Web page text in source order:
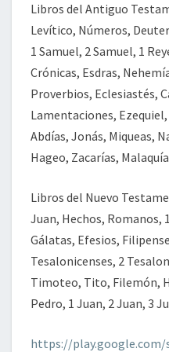
Libros del Antiguo
Levítico, Números,
1 Samuel, 2 Samuel, 1
Crónicas, Esdras,
Proverbios, Eclesiastés,
Lamentaciones,
Abdías, Jonás, Miqueas,
Hageo, Zacarías,
Libros del Nuevo
Juan, Hechos, Romanos,
Gálatas, Efesios,
Tesalonicenses, 2
Timoteo, Tito, Filemón,
Pedro, 1 Juan, 2 Juan, 3
https://